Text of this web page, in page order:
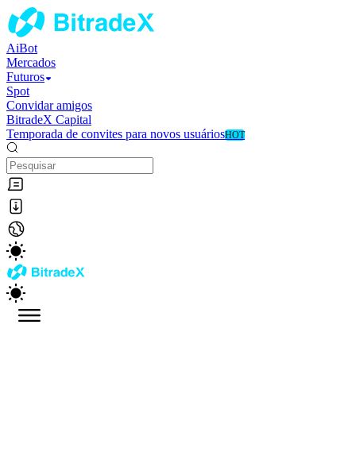
AiBot
Mercados
Futuros
Spot
Convidar amigos
BitradeX Capital
Temporada de convites para novos usuáriosHOT